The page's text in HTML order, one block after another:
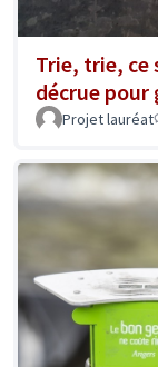
Trie, trie, ce
décrue pour
Projet lauréat